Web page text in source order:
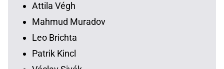
Attila Végh
Mahmud Muradov
Leo Brichta
Patrik Kincl